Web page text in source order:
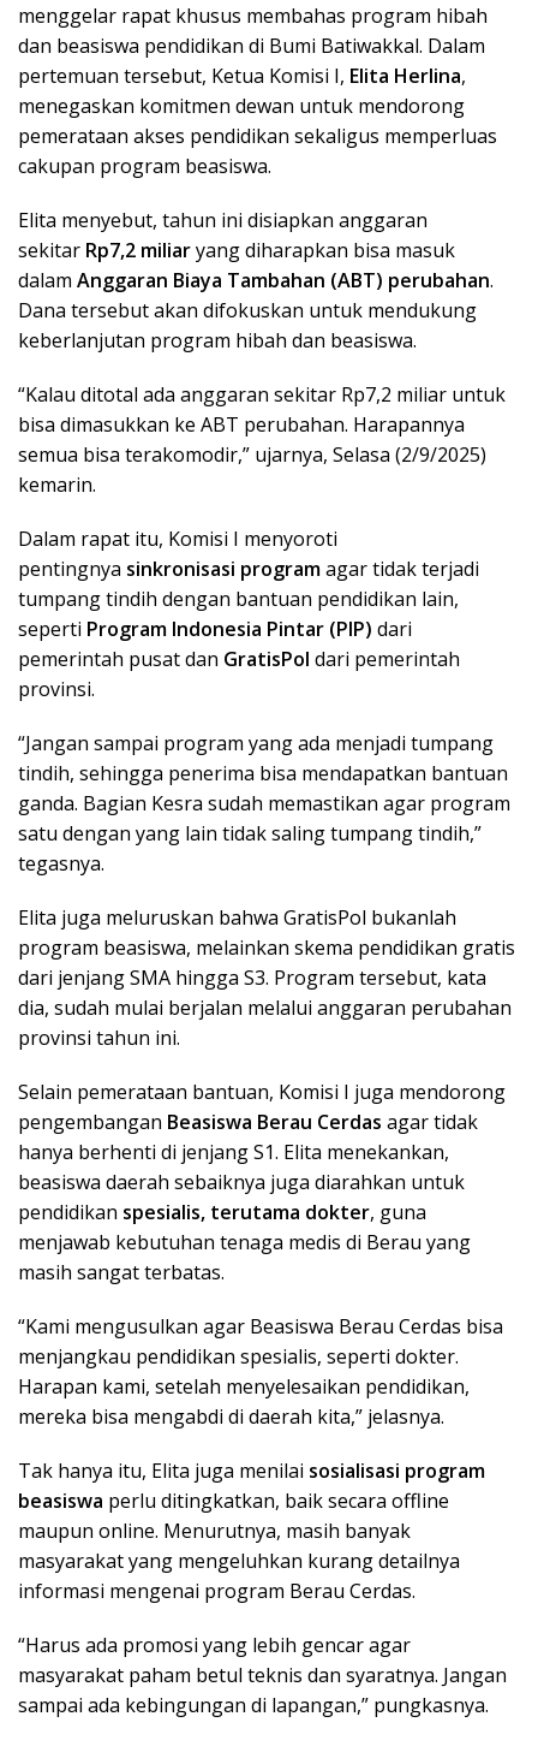
menggelar rapat khusus membahas program hibah
dan beasiswa pendidikan di Bumi Batiwakkal. Dalam
pertemuan tersebut, Ketua Komisi I, Elita Herlina,
menegaskan komitmen dewan untuk mendorong
pemerataan akses pendidikan sekaligus memperluas
cakupan program beasiswa.
Elita menyebut, tahun ini disiapkan anggaran
sekitar Rp7,2 miliaryang diharapkan bisa masuk
dalam Anggaran Biaya Tambahan (ABT) perubahan.
Dana tersebut akan difokuskan untuk mendukung
keberlanjutan program hibah dan beasiswa.
“Kalau ditotal ada anggaran sekitar Rp7,2 miliar untuk
bisa dimasukkan ke ABT perubahan. Harapannya
semua bisa terakomodir,” ujarnya, Selasa (2/9/2025)
kemarin.
Dalam rapat itu, Komisi I menyoroti
pentingnya sinkronisasi programagar tidak terjadi
tumpang tindih dengan bantuan pendidikan lain,
seperti Program Indonesia Pintar (PIP) dari
pemerintah pusat dan GratisPol dari pemerintah
provinsi.
“Jangan sampai program yang ada menjadi tumpang
tindih, sehingga penerima bisa mendapatkan bantuan
ganda. Bagian Kesra sudah memastikan agar program
satu dengan yang lain tidak saling tumpang tindih,”
tegasnya.
Elita juga meluruskan bahwa GratisPol bukanlah
program beasiswa, melainkan skema pendidikan gratis
dari jenjang SMA hingga S3. Program tersebut, kata
dia, sudah mulai berjalan melalui anggaran perubahan
provinsi tahun ini.
Selain pemerataan bantuan, Komisi I juga mendorong
pengembangan Beasiswa Berau Cerdas agar tidak
hanya berhenti di jenjang S1. Elita menekankan,
beasiswa daerah sebaiknya juga diarahkan untuk
pendidikan spesialis, terutama dokter, guna
menjawab kebutuhan tenaga medis di Berau yang
masih sangat terbatas.
“Kami mengusulkan agar Beasiswa Berau Cerdas bisa
menjangkau pendidikan spesialis, seperti dokter.
Harapan kami, setelah menyelesaikan pendidikan,
mereka bisa mengabdi di daerah kita,” jelasnya.
Tak hanya itu, Elita juga menilai sosialisasi program
beasiswa perlu ditingkatkan, baik secara offline
maupun online. Menurutnya, masih banyak
masyarakat yang mengeluhkan kurang detailnya
informasi mengenai program Berau Cerdas.
“Harus ada promosi yang lebih gencar agar
masyarakat paham betul teknis dan syaratnya. Jangan
sampai ada kebingungan di lapangan,” pungkasnya.